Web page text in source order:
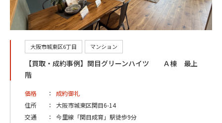
大阪市城東区6丁目 マンション
【買取・成約事例】関目グリーンハイツ Ａ棟 最上
階
価格 ：
成約御礼
住所
：
大阪市城東区関目6-14
交通
：
今里線「関目成育」駅徒歩9分